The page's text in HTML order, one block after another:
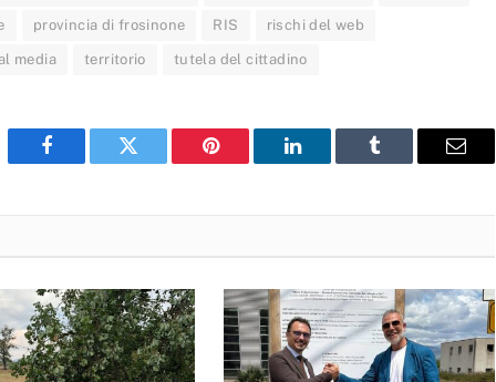
provincia di frosinone RIS rischi del web
media territorio tutela del cittadino
Facebook Twitter Pinterest LinkedIn Tumblr Email